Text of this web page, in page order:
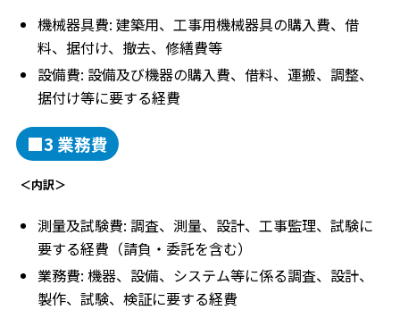
機械器具費: 建築用、工事用機械器具の購入費、借
料、据付け、撤去、修繕費等
設備費: 設備及び機器の購入費、借料、運搬、調整、
据付け等に要する経費
■3 業務費
＜内訳＞
測量及試験費: 調査、測量、設計、工事監理、試験に
要する経費（請負・委託を含む）
業務費: 機器、設備、システム等に係る調査、設計、
製作、試験、検証に要する経費